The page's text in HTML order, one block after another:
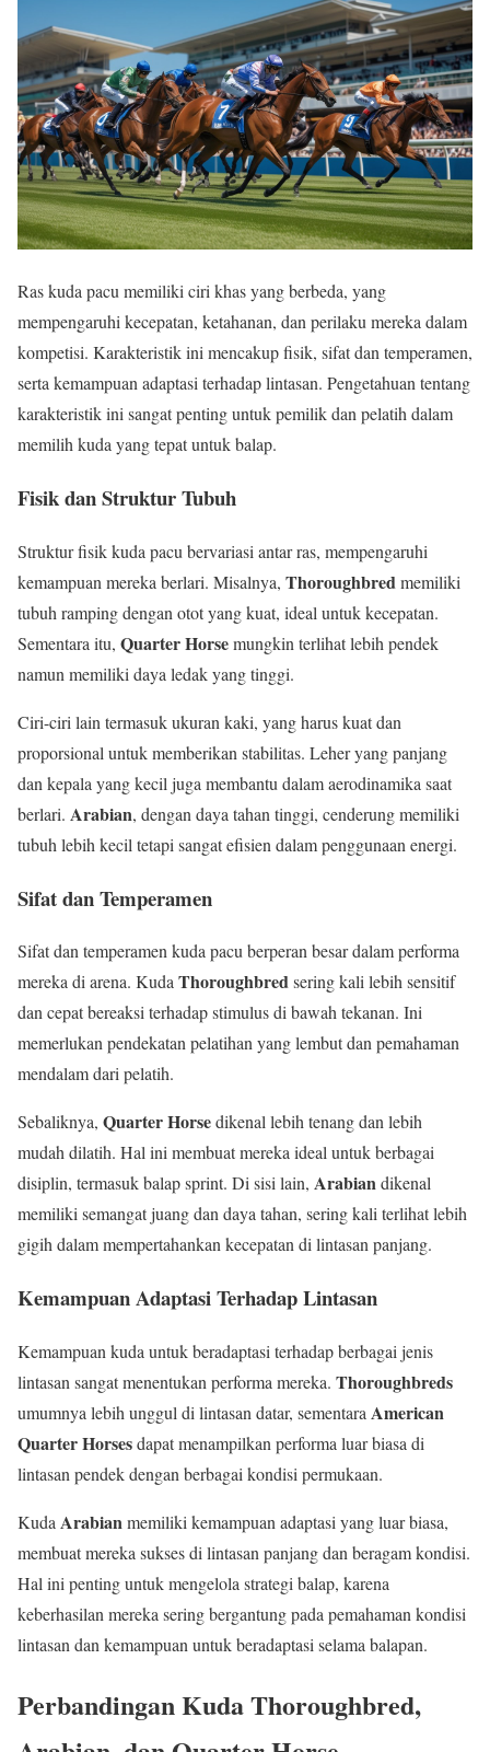
Ras kuda pacu memiliki ciri khas yang berbeda, yang
mempengaruhi kecepatan, ketahanan, dan perilaku mereka dalam
kompetisi. Karakteristik ini mencakup fisik, sifat dan temperamen,
serta kemampuan adaptasi terhadap lintasan. Pengetahuan tentang
karakteristik ini sangat penting untuk pemilik dan pelatih dalam
memilih kuda yang tepat untuk balap.
Fisik dan Struktur Tubuh
Struktur fisik kuda pacu bervariasi antar ras, mempengaruhi
kemampuan mereka berlari. Misalnya, Thoroughbredmemiliki
tubuh ramping dengan otot yang kuat, ideal untuk kecepatan.
Sementara itu, Quarter Horsemungkin terlihat lebih pendek
namun memiliki daya ledak yang tinggi.
Ciri-ciri lain termasuk ukuran kaki, yang harus kuat dan
proporsional untuk memberikan stabilitas. Leher yang panjang
dan kepala yang kecil juga membantu dalam aerodinamika saat
berlari. Arabian, dengan daya tahan tinggi, cenderung memiliki
tubuh lebih kecil tetapi sangat efisien dalam penggunaan energi.
Sifat dan Temperamen
Sifat dan temperamen kuda pacu berperan besar dalam performa
mereka di arena. KudaThoroughbredsering kali lebih sensitif
dan cepat bereaksi terhadap stimulus di bawah tekanan. Ini
memerlukan pendekatan pelatihan yang lembut dan pemahaman
mendalam dari pelatih.
Sebaliknya, Quarter Horsedikenal lebih tenang dan lebih
mudah dilatih. Hal ini membuat mereka ideal untuk berbagai
disiplin, termasuk balap sprint. Di sisi lain, Arabiandikenal
memiliki semangat juang dan daya tahan, sering kali terlihat lebih
gigih dalam mempertahankan kecepatan di lintasan panjang.
Kemampuan Adaptasi Terhadap Lintasan
Kemampuan kuda untuk beradaptasi terhadap berbagai jenis
lintasan sangat menentukan performa mereka. Thoroughbreds
umumnya lebih unggul di lintasan datar, sementara American
Quarter Horsesdapat menampilkan performa luar biasa di
lintasan pendek dengan berbagai kondisi permukaan.
Kuda Arabianmemiliki kemampuan adaptasi yang luar biasa,
membuat mereka sukses di lintasan panjang dan beragam kondisi.
Hal ini penting untuk mengelola strategi balap, karena
keberhasilan mereka sering bergantung pada pemahaman kondisi
lintasan dan kemampuan untuk beradaptasi selama balapan.
Perbandingan Kuda Thoroughbred,